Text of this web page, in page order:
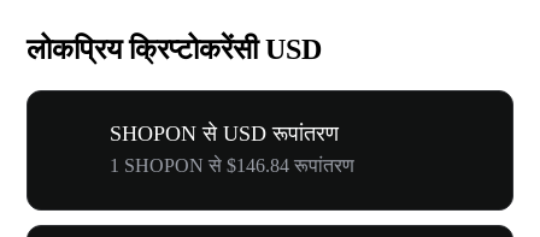
लोकप्रिय क्रिप्टोकरेंसी USD
SHOPON से USD रूपांतरण
1 SHOPON से $146.84 रूपांतरण